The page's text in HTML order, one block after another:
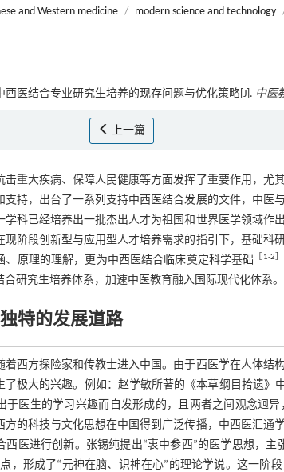
and Western medicine / modern science and technology
西医结合专业研究生培养的现存问题与优化策略[J]. 中医
上一篇
击重大疾病、保障人民健康等方面发挥了重要作用，
支持，出台了一系列支持中西医结合发展的文件，中
学科已经培养出一批杰出人才为祖国和世界医学领域
阶段创新型与应用型人才培养需求的指引下，基础科
、原理的理解，更为中西医结合临床奠定科学基础
1-2
研究生培养体系，加速中医教育融入国际现代化体系。
特的发展道路
着西方探险家和传教士进入中国。由于西医学在人体
了极大的兴趣。例如：赵学敏所著的《本草纲目拾遗》
于医生的学习兴趣而自发形成的，且两者之间观念迥
方的科技与文化思想在中国得到广泛传播，中西医汇通
西医进行创新。张锡纯提出“衷中参西”的医学思想，
，形成了“元神在脑、识神在心”的理论学说。这一阶